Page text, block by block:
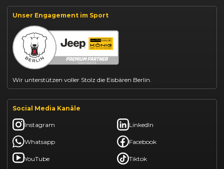
Suzuki Swift finanzieren
BYD Dolphin finanzieren
Kia Ceed finanzieren
Kia Sportage leasen
Mazda CX-30 finanzieren
Citroën C3 leasen
Unser Engagement im Sport
Wir unterstützen voller Stolz die Eisbären Berlin.
Social Media Kanäle
Instagram LinkedIn
Whatsapp Facebook
YouTube Tiktok